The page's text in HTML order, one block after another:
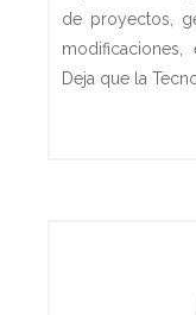
de proyectos,
modificaciones,
Deja que la